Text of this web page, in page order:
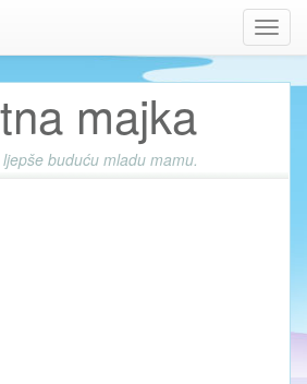
majka
buduću mladu mamu.